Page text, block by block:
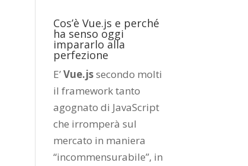
Cos’è Vue.js e perché
ha senso oggi
impararlo alla
perfezione
E’Vue.jssecondo molti
il framework tanto
agognato di JavaScript
che irromperà sul
mercato in maniera
“incommensurabile”, in